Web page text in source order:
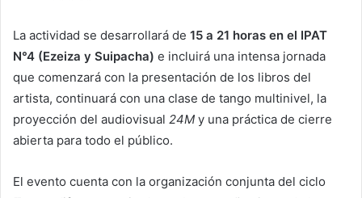
La actividad se desarrollará de 15 a 21 horas en el IPAT
N°4 (Ezeiza y Suipacha) e incluirá una intensa jornada
que comenzará con la presentación de los libros del
artista, continuará con una clase de tango multinivel, la
proyección del audiovisual 24M y una práctica de cierre
abierta para todo el público.
El evento cuenta con la organización conjunta del ciclo